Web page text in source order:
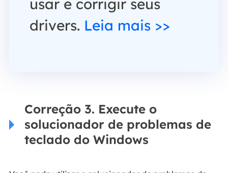
usar e corrigir seus
drivers. Leia mais >>
Correção 3. Execute o
solucionador de problemas de
teclado do Windows